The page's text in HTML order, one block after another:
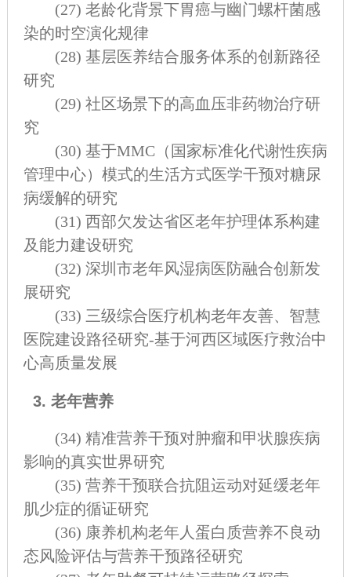
(27) 老龄化背景下胃癌与幽门螺杆菌感
染的时空演化规律
(28) 基层医养结合服务体系的创新路径
研究
(29) 社区场景下的高血压非药物治疗研
究
(30) 基于MMC（国家标准化代谢性疾病
管理中心）模式的生活方式医学干预对糖尿
病缓解的研究
(31) 西部欠发达省区老年护理体系构建
及能力建设研究
(32) 深圳市老年风湿病医防融合创新发
展研究
(33) 三级综合医疗机构老年友善、智慧
医院建设路径研究-基于河西区域医疗救治中
心高质量发展
3. 老年营养
(34) 精准营养干预对肿瘤和甲状腺疾病
影响的真实世界研究
(35) 营养干预联合抗阻运动对延缓老年
肌少症的循证研究
(36) 康养机构老年人蛋白质营养不良动
态风险评估与营养干预路径研究